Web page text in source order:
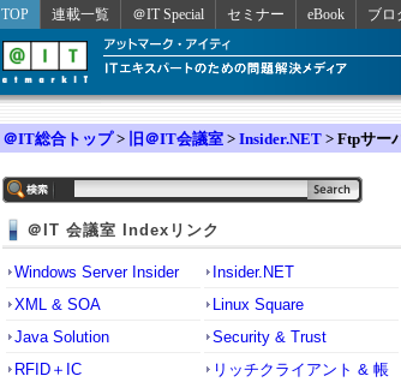
TOP 連載一覧 ＠IT Special セミナー eBook ブロ
＠IT総合トップ> 旧＠IT会議室 > Insider.NET > Ftpサー
＠IT 会議室 Indexリンク
Windows Server Insider Insider.NET
XML & SOA
Linux Square
Java Solution
Security & Trust
RFID＋IC
リッチクライアント & 帳